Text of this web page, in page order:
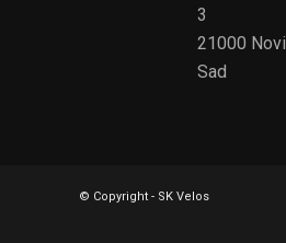
3
21000 Novi
Sad
© Copyright - SK Velos